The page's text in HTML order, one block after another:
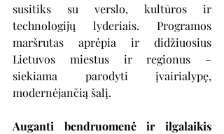
susitiks su verslo, kultūros ir
technologijų lyderiais. Programos
maršrutas aprėpia ir didžiuosius
Lietuvos miestus ir regionus –
siekiama parodyti įvairialypę,
modernėjančią šalį.
Auganti bendruomenė ir ilgalaikis